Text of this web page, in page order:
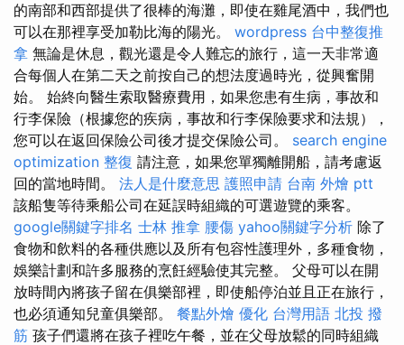
的南部和西部提供了很棒的海灘，即使在雞尾酒中，我們也
可以在那裡享受加勒比海的陽光。 wordpress 台中整復推
拿 無論是休息，觀光還是令人難忘的旅行，這一天非常適
合每個人在第二天之前按自己的想法度過時光，從興奮開
始。 始終向醫生索取醫療費用，如果您患有生病，事故和
行李保險（根據您的疾病，事故和行李保險要求和法規），
您可以在返回保險公司後才提交保險公司。 search engine
optimization 整復 請注意，如果您單獨離開船，請考慮返
回的當地時間。 法人是什麼意思 護照申請 台南 外燴 ptt
該船隻等待乘船公司在延誤時組織的可選遊覽的乘客。
google關鍵字排名 士林 推拿 腰傷 yahoo關鍵字分析 除了
食物和飲料的各種供應以及所有包容性護理外，多種食物，
娛樂計劃和許多服務的烹飪經驗使其完整。 父母可以在開
放時間內將孩子留在俱樂部裡，即使船停泊並且正在旅行，
也必須通知兒童俱樂部。 餐點外燴 優化 台灣用語 北投 撥
筋 孩子們還將在孩子裡吃午餐，並在父母放鬆的同時組織